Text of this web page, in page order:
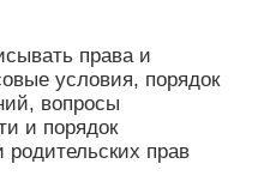
права и
условия, порядок
вопросы
и порядок
родительских прав